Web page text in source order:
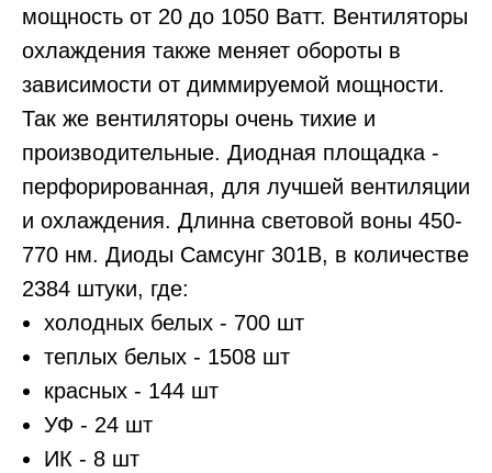
мощность от 20 до 1050 Ватт. Вентиляторы
охлаждения также меняет обороты в
зависимости от диммируемой мощности.
Так же вентиляторы очень тихие и
производительные. Диодная площадка -
перфорированная, для лучшей вентиляции
и охлаждения. Длинна световой воны 450-
770 нм. Диоды Самсунг 301В, в количестве
2384 штуки, где:
холодных белых - 700 шт
теплых белых - 1508 шт
красных - 144 шт
УФ - 24 шт
ИК - 8 шт